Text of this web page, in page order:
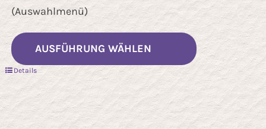
(Auswahlmenü)
AUSFÜHRUNG WÄHLEN
Dieses
Produkt
weist
mehrere
Varianten
Details